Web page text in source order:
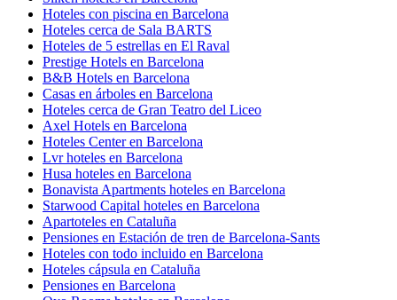
Hoteles con piscina en Barcelona
Hoteles cerca de Sala BARTS
Hoteles de 5 estrellas en El Raval
Prestige Hotels en Barcelona
B&B Hotels en Barcelona
Casas en árboles en Barcelona
Hoteles cerca de Gran Teatro del Liceo
Axel Hotels en Barcelona
Hoteles Center en Barcelona
Lvr hoteles en Barcelona
Husa hoteles en Barcelona
Bonavista Apartments hoteles en Barcelona
Starwood Capital hoteles en Barcelona
Apartoteles en Cataluña
Pensiones en Estación de tren de Barcelona-Sants
Hoteles con todo incluido en Barcelona
Hoteles cápsula en Cataluña
Pensiones en Barcelona